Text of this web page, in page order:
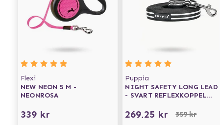
Flexi
NEW NEON 5 M -
NEONROSA
339 kr
Puppia
NIGHT SAFETY LONG LEAD
- SVART REFLEXKOPPEL
269,25 kr 359 kr